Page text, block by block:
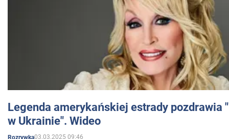
Legenda amerykańskiej estrady pozdrawia
w Ukrainie". Wideo
Rozrywka03.03.2025 09:46